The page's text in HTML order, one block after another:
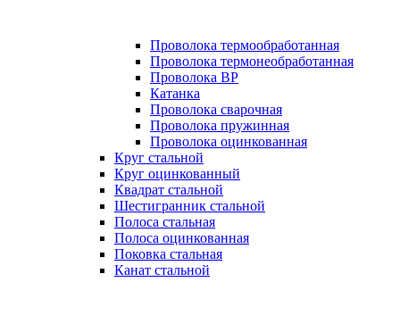
Проволока термообработанная
Проволока термонеобработанная
Проволока ВР
Катанка
Проволока сварочная
Проволока пружинная
Проволока оцинкованная
Круг стальной
Круг оцинкованный
Квадрат стальной
Шестигранник стальной
Полоса стальная
Полоса оцинкованная
Поковка стальная
Канат стальной